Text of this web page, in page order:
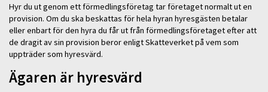
Hyr du ut genom ett förmedlingsföretag tar företaget normalt ut en
provision. Om du ska beskattas för hela hyran hyresgästen betalar
eller enbart för den hyra du får ut från förmedlingsföretaget efter att
de dragit av sin provision beror enligt Skatteverket på vem som
uppträder som hyresvärd.
Ägaren är hyresvärd